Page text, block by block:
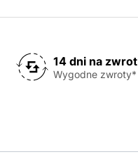
14 dni na zwrot
Wygodne zwroty*